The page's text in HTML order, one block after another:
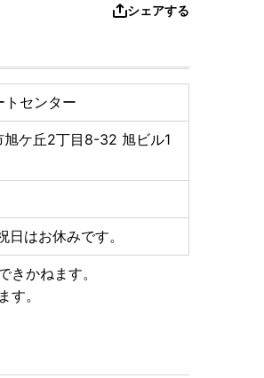
シェアする
トセンター
旭ケ丘2丁目8-32 旭ビル1
はお休みです。
かねます。
。